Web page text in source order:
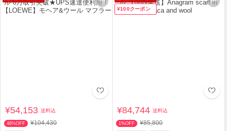
¥54,153送料込
48%OFF ¥104,430
¥100クーポン
¥84,744送料込
1%OFF ¥85,800